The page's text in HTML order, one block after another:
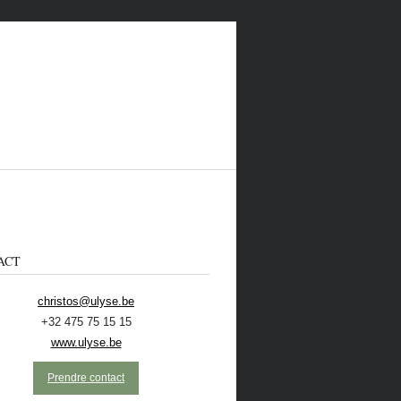
ECOLO
christos@ulyse.be
+32 475 75 15 15
www.ulyse.be
Prendre contact